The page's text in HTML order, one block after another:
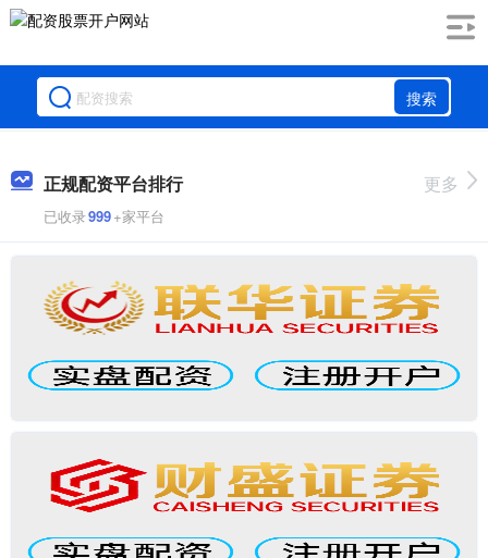
搜索
正规配资平台排行
已收录999+家平台
更多